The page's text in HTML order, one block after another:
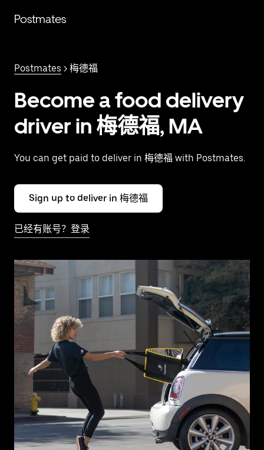
Postmates
Postmates > 梅德福
Become a food delivery
driver in 梅德福, MA
You can get paid to deliver in 梅德福 with Postmates.
Sign up to deliver in 梅德福
已经有账号？登录